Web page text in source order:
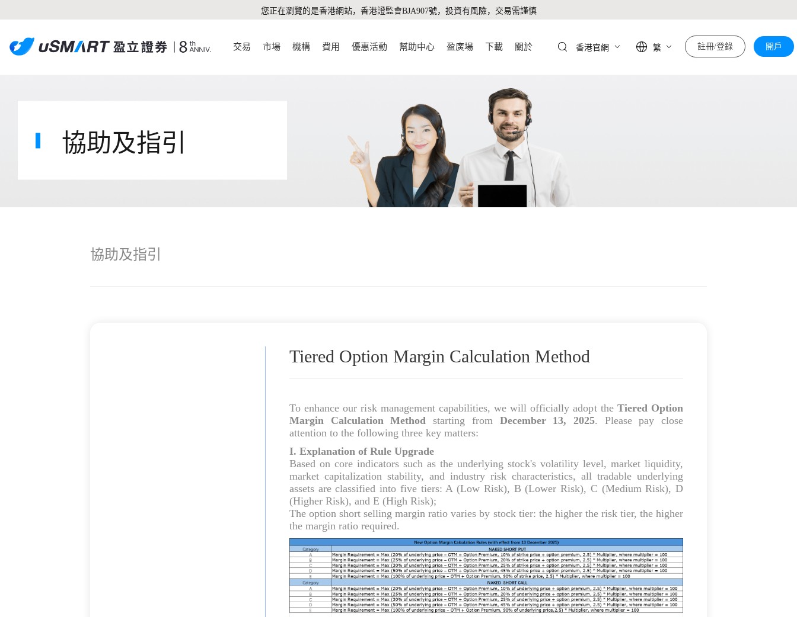
您正在瀏覽的是香港網站，香港證監會BJA907號，投資有風險，交易需謹慎
交易 市場 機構 費用 優惠活動 幫助中心 盈廣場 下載 關於 香港官網 繁 註冊/登錄 開戶
協助及指引
協助及指引
Tiered Option Margin Calculation Method
To enhance our risk management capabilities, we will officially adopt the Tiered Option
Margin Calculation Method starting from December 13, 2025. Please pay close
attention to the following three key matters:
I. Explanation of Rule Upgrade
Based on core indicators such as the underlying stock's volatility level, market liquidity,
market capitalization stability, and industry risk characteristics, all tradable underlying
assets are classified into five tiers: A (Low Risk), B (Lower Risk), C (Medium Risk), D
(Higher Risk), and E (High Risk);
The option short selling margin ratio varies by stock tier: the higher the risk tier, the higher
the margin ratio required.